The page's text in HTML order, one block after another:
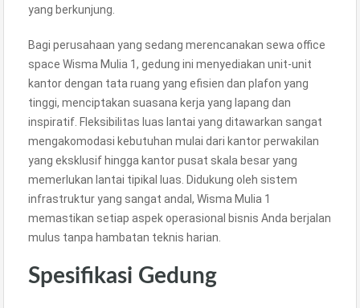
yang berkunjung.
Bagi perusahaan yang sedang merencanakan sewa office
space Wisma Mulia 1, gedung ini menyediakan unit-unit
kantor dengan tata ruang yang efisien dan plafon yang
tinggi, menciptakan suasana kerja yang lapang dan
inspiratif. Fleksibilitas luas lantai yang ditawarkan sangat
mengakomodasi kebutuhan mulai dari kantor perwakilan
yang eksklusif hingga kantor pusat skala besar yang
memerlukan lantai tipikal luas. Didukung oleh sistem
infrastruktur yang sangat andal, Wisma Mulia 1
memastikan setiap aspek operasional bisnis Anda berjalan
mulus tanpa hambatan teknis harian.
Spesifikasi Gedung